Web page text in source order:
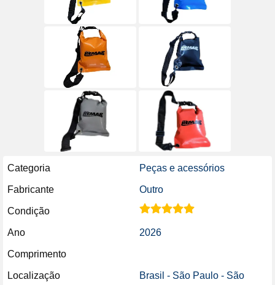
Categoria Peças e acessórios
Fabricante Outro
Condição
Ano 2026
Comprimento
Localização
Brasil - São Paulo - São